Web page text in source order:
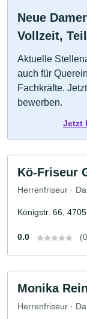
Neue
Vollzeit,
Aktuelle
auch für
Fachkräfte.
bewerben.
Jetzt
Kö-Friseur
Herrenfriseur ·
Königstr. 66,
0.0
Monika Rein
Herrenfriseur ·